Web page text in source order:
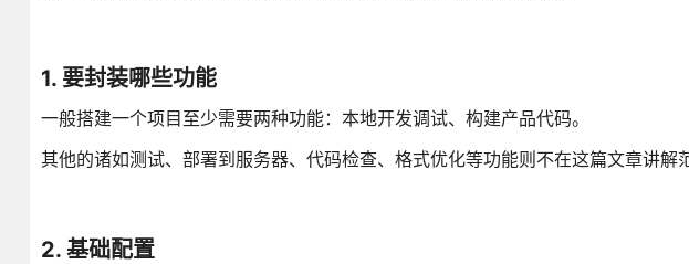
1. 要封装哪些功能
一般搭建一个项目至少需要两种功能：本地开发调试、构建产品代码。
其他的诸如测试、部署到服务器、代码检查、格式优化等功能则不在这篇文章讲解
2. 基础配置